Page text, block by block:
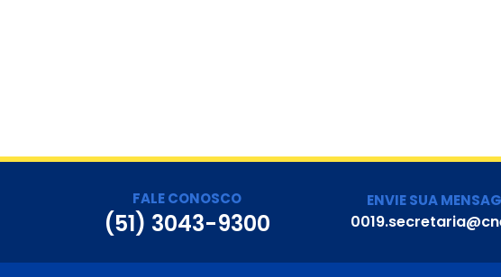
FALE CONOSCO
(51) 3043-9300
ENVIE SUA